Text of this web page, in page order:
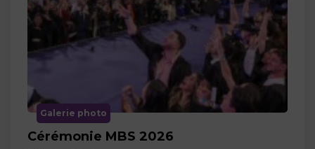
Galerie photo
Cérémonie MBS 2026